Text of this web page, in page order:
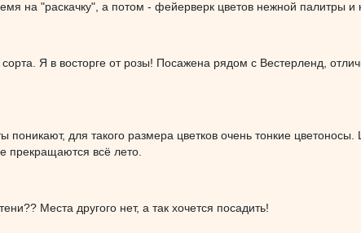
на "раскачку", а потом - фейерверк цветов нежной палитры
Я в восторге от розы! Посажена рядом с Вестерленд,
для такого размера цветков очень тонкие цветоносы.
прекращаются всё лето.
Места другого нет, а так хочется посадить!